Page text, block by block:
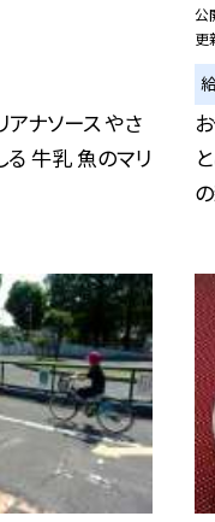
ナソース やさ
る 牛乳 魚のマリ
公
更